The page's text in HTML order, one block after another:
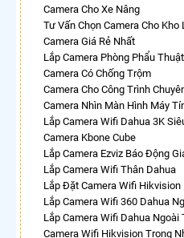
Camera Cho Xe Nâng
Tư Vấn Chọn Camera Cho Kho
Camera Giá Rẻ Nhất
Lắp Camera Phòng Phẩu Thuật
Camera Có Chống Trộm
Camera Cho Công Trình
Camera Nhìn Màn Hình Máy
Lắp Camera Wifi Dahua 3K
Camera Kbone Cube
Lắp Camera Ezviz Báo Động
Lắp Camera Wifi Thân Dahua
Lắp Đặt Camera Wifi Hikvision
Lắp Camera Wifi 360 Dahua
Lắp Camera Wifi Dahua Ngoài
Camera Wifi Hikvision Trong